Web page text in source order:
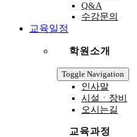
Q&A
수강문의
교육일정
학원소개
Toggle Navigation
인사말
시설ㆍ장비
오시는길
교육과정